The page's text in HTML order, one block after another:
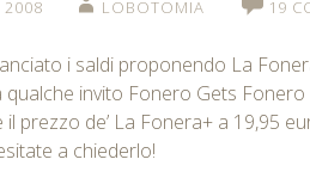
2008 LOBOTOMIA 19
i saldi proponendo La
invito Fonero Gets Fonero
prezzo de’ La Fonera+ a 19,95
a chiederlo!